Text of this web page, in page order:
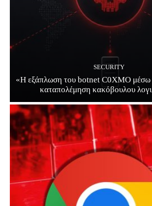
SECURITY
«Η εξάπλωση του botnet C0XMO μέσω
καταπολέμηση κακόβουλου